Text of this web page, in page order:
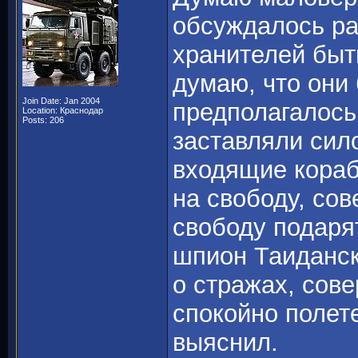
Join Date: Jan 2004
Location: Краснодар
Posts: 206
обсуждалось
хранителей
думаю, что они
заставляли
входящие
на свободу,
свободу
шпион
о стражах,
спокойно
выяснил.